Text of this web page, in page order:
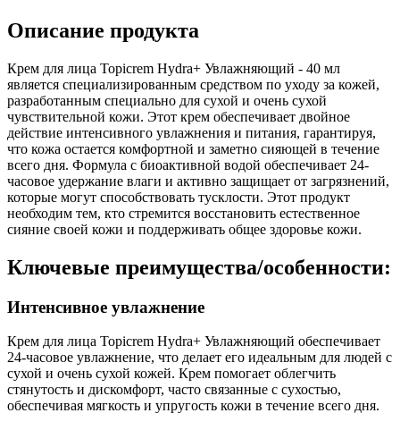
Описание продукта
Крем для лица Topicrem Hydra+ Увлажняющий - 40 мл
является специализированным средством по уходу за кожей,
разработанным специально для сухой и очень сухой
чувствительной кожи. Этот крем обеспечивает двойное
действие интенсивного увлажнения и питания, гарантируя,
что кожа остается комфортной и заметно сияющей в течение
всего дня. Формула с биоактивной водой обеспечивает 24-
часовое удержание влаги и активно защищает от загрязнений,
которые могут способствовать тусклости. Этот продукт
необходим тем, кто стремится восстановить естественное
сияние своей кожи и поддерживать общее здоровье кожи.
Ключевые преимущества/особенности:
Интенсивное увлажнение
Крем для лица Topicrem Hydra+ Увлажняющий обеспечивает
24-часовое увлажнение, что делает его идеальным для людей с
сухой и очень сухой кожей. Крем помогает облегчить
стянутость и дискомфорт, часто связанные с сухостью,
обеспечивая мягкость и упругость кожи в течение всего дня.